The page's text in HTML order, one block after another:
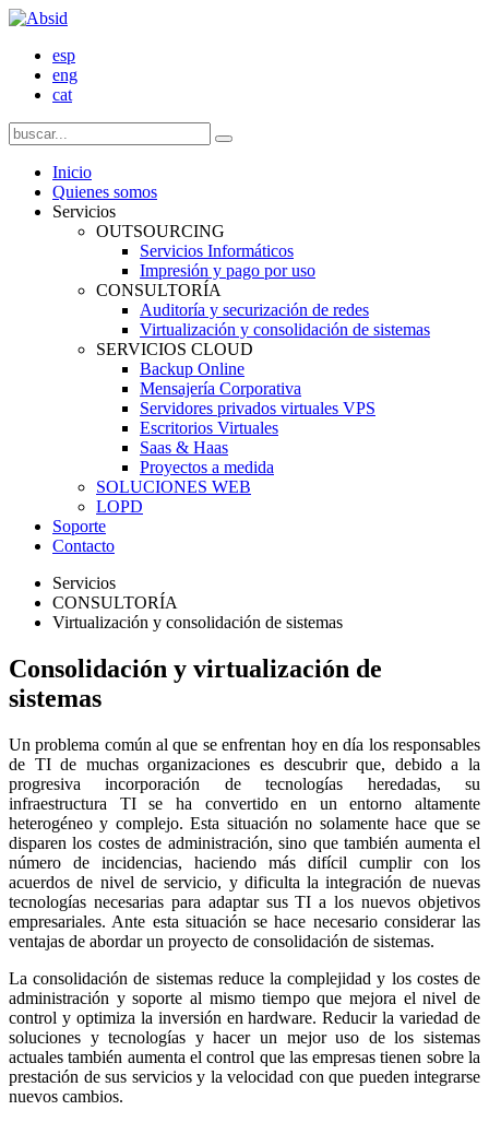
esp
eng
cat
Inicio
Quienes somos
Servicios
OUTSOURCING
Servicios Informáticos
Impresión y pago por uso
CONSULTORÍA
Auditoría y securización de redes
Virtualización y consolidación de sistemas
SERVICIOS CLOUD
Backup Online
Mensajería Corporativa
Servidores privados virtuales VPS
Escritorios Virtuales
Saas & Haas
Proyectos a medida
SOLUCIONES WEB
LOPD
Soporte
Contacto
Servicios
CONSULTORÍA
Virtualización y consolidación de sistemas
Consolidación y virtualización de
sistemas
Un problema común al que se enfrentan hoy en día los responsables
de TI de muchas organizaciones es descubrir que, debido a la
progresiva incorporación de tecnologías heredadas, su
infraestructura TI se ha convertido en un entorno altamente
heterogéneo y complejo. Esta situación no solamente hace que se
disparen los costes de administración, sino que también aumenta el
número de incidencias, haciendo más difícil cumplir con los
acuerdos de nivel de servicio, y dificulta la integración de nuevas
tecnologías necesarias para adaptar sus TI a los nuevos objetivos
empresariales. Ante esta situación se hace necesario considerar las
ventajas de abordar un proyecto de consolidación de sistemas.
La consolidación de sistemas reduce la complejidad y los costes de
administración y soporte al mismo tiempo que mejora el nivel de
control y optimiza la inversión en hardware. Reducir la variedad de
soluciones y tecnologías y hacer un mejor uso de los sistemas
actuales también aumenta el control que las empresas tienen sobre la
prestación de sus servicios y la velocidad con que pueden integrarse
nuevos cambios.